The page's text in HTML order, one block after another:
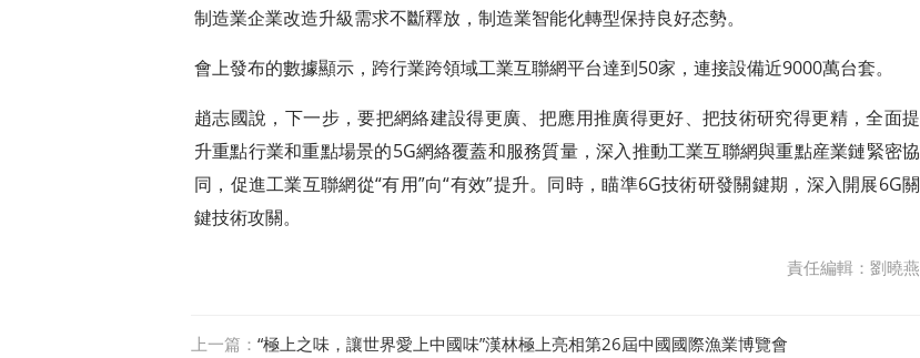
制造業企業改造升級需求不斷釋放，制造業智能化轉型保持良好态勢。
會上發布的數據顯示，跨行業跨領域工業互聯網平台達到50家，連接設備近9000萬台套。
趙志國說，下一步，要把網絡建設得更廣、把應用推廣得更好、把技術研究得更精，全面提
升重點行業和重點場景的5G網絡覆蓋和服務質量，深入推動工業互聯網與重點産業鏈緊密協
同，促進工業互聯網從“有用”向“有效”提升。同時，瞄準6G技術研發關鍵期，深入開展6G關
鍵技術攻關。
責任編輯：劉曉燕
上一篇： “極上之味，讓世界愛上中國味”漢林極上亮相第26屆中國國際漁業博覽會